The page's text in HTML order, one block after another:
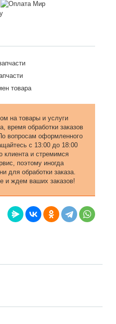
товара
на товары и услуги
время обработки заказов
вопросам оформленного
с 13:00 до 18:00
и стремимся
поэтому иногда
для обработки заказа.
и ждем ваших заказов!